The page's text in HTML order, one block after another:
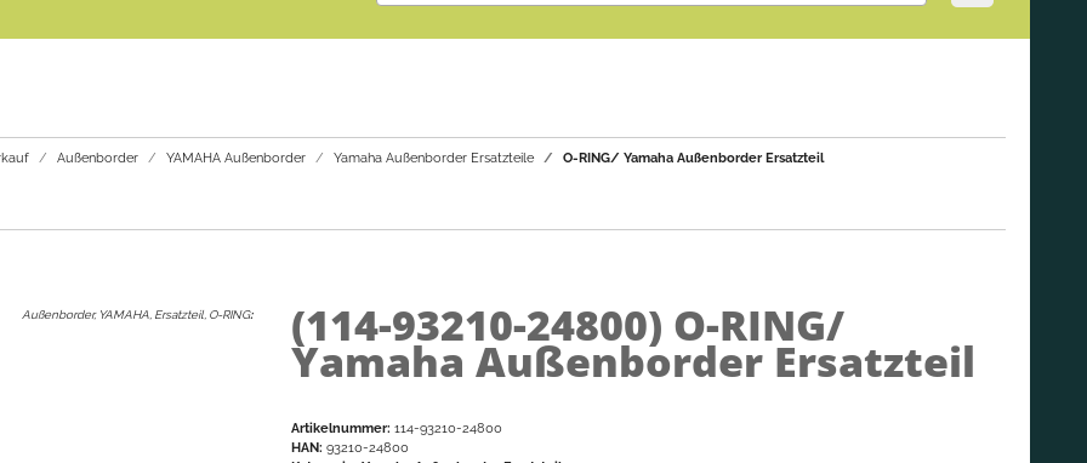
Außenborder YAMAHA Außenborder Yamaha Außenborder Ersatzteile O-RING/ Yamaha Außenborder Ersatzteil
Außenborder, YAMAHA, Ersatzteil, O-RING: (114-93210-24800) O-RING/
Yamaha Außenborder Ersatzteil
Artikelnummer: 114-93210-24800
HAN: 93210-24800